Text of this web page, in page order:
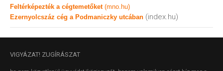
Feltérképezték a cégtemetőket (mno.hu)
Ezernyolcszáz cég a Podmaniczky utcában (index.hu)
VIGYÁZAT! ZUGÍRÁSZAT